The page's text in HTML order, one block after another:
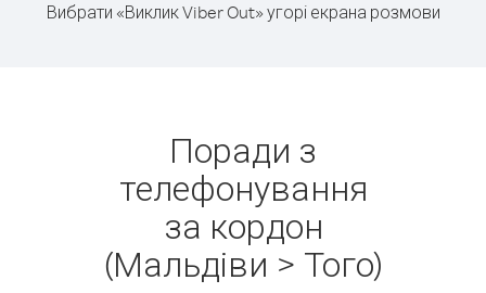
Вибрати «Виклик Viber Out» угорі екрана розмови
Поради з
телефонування
за кордон
(Мальдіви > Того)